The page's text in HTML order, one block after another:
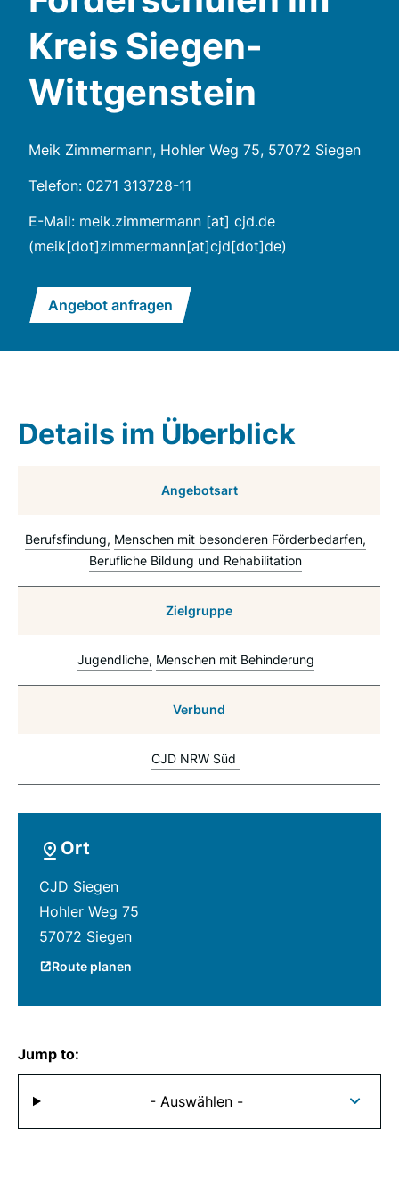
Kreis Siegen-
Wittgenstein
Meik Zimmermann, Hohler Weg 75, 57072 Siegen
Telefon: 0271 313728-11
E-Mail: meik.zimmermann [at] cjd.de
(meik[dot]zimmermann[at]cjd[dot]de)
Angebot anfragen
Details im Überblick
Angebotsart
Berufsfindung Menschen mit besonderen Förderbedarfen
Berufliche Bildung und Rehabilitation
Zielgruppe
Jugendliche Menschen mit Behinderung
Verbund
CJD NRW Süd
Ort
CJD Siegen
Hohler Weg 75
57072 Siegen
Route planen
Jump to:
- Auswählen -